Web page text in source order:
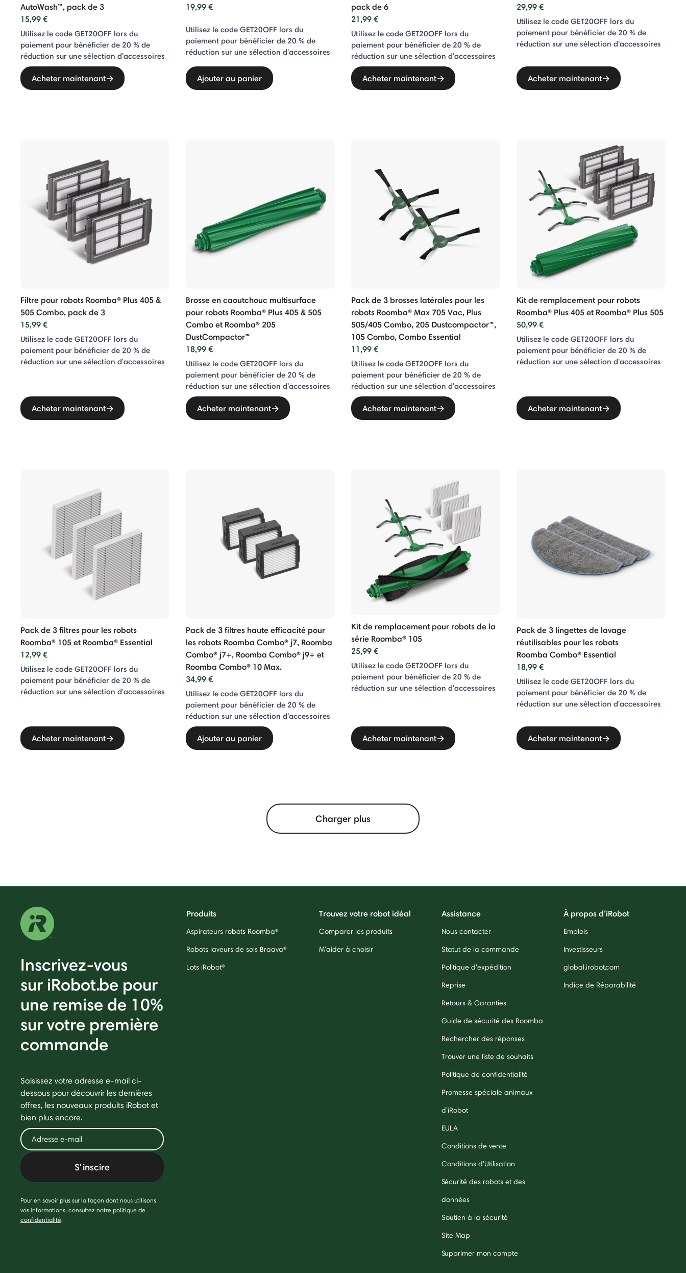
AutoWash™, pack de 3
15,99 €
Utilisez le code GET20OFF lors du
paiement pour bénéficier de 20 % de
réduction sur une sélection d'accessoires
Acheter maintenant
19,99 €
Utilisez le code GET20OFF lors du
paiement pour bénéficier de 20 % de
réduction sur une sélection d'accessoires
Ajouter au panier
pack de 6
21,99 €
Utilisez le code GET20OFF lors du
paiement pour bénéficier de 20 % de
réduction sur une sélection d'accessoires
Acheter maintenant
29,99 €
Utilisez le code GET20OFF lors du
paiement pour bénéficier de 20 % de
réduction sur une sélection d'accessoires
Acheter maintenant
Filtre pour robots Roomba® Plus 405 &
505 Combo, pack de 3
15,99 €
Utilisez le code GET20OFF lors du
paiement pour bénéficier de 20 % de
réduction sur une sélection d'accessoires
Acheter maintenant
Brosse en caoutchouc multisurface
pour robots Roomba® Plus 405 & 505
Combo et Roomba® 205
DustCompactor™
18,99 €
Utilisez le code GET20OFF lors du
paiement pour bénéficier de 20 % de
réduction sur une sélection d'accessoires
Acheter maintenant
Pack de 3 brosses latérales pour les
robots Roomba® Max 705 Vac, Plus
505/405 Combo, 205 Dustcompactor™,
105 Combo, Combo Essential
11,99 €
Utilisez le code GET20OFF lors du
paiement pour bénéficier de 20 % de
réduction sur une sélection d'accessoires
Acheter maintenant
Kit de remplacement pour robots
Roomba® Plus 405 et Roomba® Plus 505
50,99 €
Utilisez le code GET20OFF lors du
paiement pour bénéficier de 20 % de
réduction sur une sélection d'accessoires
Acheter maintenant
Pack de 3 filtres pour les robots
Roomba® 105 et Roomba® Essential
12,99 €
Utilisez le code GET20OFF lors du
paiement pour bénéficier de 20 % de
réduction sur une sélection d'accessoires
Acheter maintenant
Pack de 3 filtres haute efficacité pour
les robots Roomba Combo® j7, Roomba
Combo® j7+, Roomba Combo® j9+ et
Roomba Combo® 10 Max.
34,99 €
Utilisez le code GET20OFF lors du
paiement pour bénéficier de 20 % de
réduction sur une sélection d'accessoires
Ajouter au panier
Kit de remplacement pour robots de la
série Roomba® 105
25,99 €
Utilisez le code GET20OFF lors du
paiement pour bénéficier de 20 % de
réduction sur une sélection d'accessoires
Acheter maintenant
Pack de 3 lingettes de lavage
réutilisables pour les robots
Roomba Combo® Essential
18,99 €
Utilisez le code GET20OFF lors du
paiement pour bénéficier de 20 % de
réduction sur une sélection d'accessoires
Acheter maintenant
Charger plus
Inscrivez-vous
sur iRobot.be pour
une remise de 10%
sur votre première
commande
Saisissez votre adresse e-mail ci-
dessous pour découvrir les dernières
offres, les nouveaux produits iRobot et
bien plus encore.
S'inscire
Pour en savoir plus sur la façon dont nous utilisons
vos informations, consultez notre politique de
confidentialité.
Produits
Aspirateurs robots Roomba®
Robots laveurs de sols Braava®
Lots iRobot®
Trouvez votre robot idéal
Comparer les produits
M’aider à choisir
Assistance
Nous contacter
Statut de la commande
Politique d'expédition
Reprise
Retours & Garanties
Guide de sécurité des Roomba
Rechercher des réponses
Trouver une liste de souhaits
Politique de confidentialité
Promesse spéciale animaux
d’iRobot
EULA
Conditions de vente
Conditions d'Utilisation
Sécurité des robots et des
données
Soutien à la sécurité
Site Map
Supprimer mon compte
À propos d’iRobot
Emplois
Investisseurs
global.irobot.com
Indice de Réparabilité